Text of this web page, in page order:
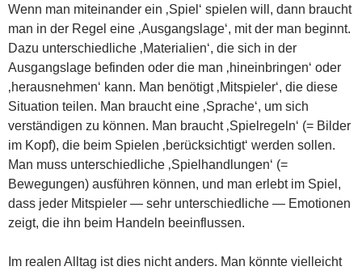
Wenn man miteinander ein ‚Spiel‘ spielen will, dann braucht
man in der Regel eine ‚Ausgangslage‘, mit der man beginnt.
Dazu unterschiedliche ‚Materialien‘, die sich in der
Ausgangslage befinden oder die man ‚hineinbringen‘ oder
‚herausnehmen‘ kann. Man benötigt ‚Mitspieler‘, die diese
Situation teilen. Man braucht eine ‚Sprache‘, um sich
verständigen zu können. Man braucht ‚Spielregeln‘ (= Bilder
im Kopf), die beim Spielen ‚berücksichtigt‘ werden sollen.
Man muss unterschiedliche ‚Spielhandlungen‘ (=
Bewegungen) ausführen können, und man erlebt im Spiel,
dass jeder Mitspieler — sehr unterschiedliche — Emotionen
zeigt, die ihn beim Handeln beeinflussen.
Im realen Alltag ist dies nicht anders. Man könnte vielleicht